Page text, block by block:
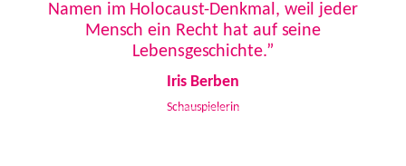
Namen im Holocaust-Denkmal, weil jeder
Mensch ein Recht hat auf seine
Lebensgeschichte.”
Iris Berben
Schauspielerin